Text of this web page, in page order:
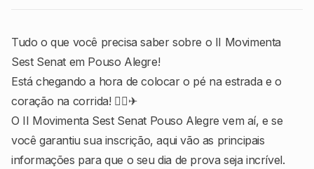
Tudo o que você precisa saber sobre o II Movimenta
Sest Senat em Pouso Alegre!
Está chegando a hora de colocar o pé na estrada e o
coração na corrida! 🏃‍♂✈
O II Movimenta Sest Senat Pouso Alegre vem aí, e se
você garantiu sua inscrição, aqui vão as principais
informações para que o seu dia de prova seja incrível.